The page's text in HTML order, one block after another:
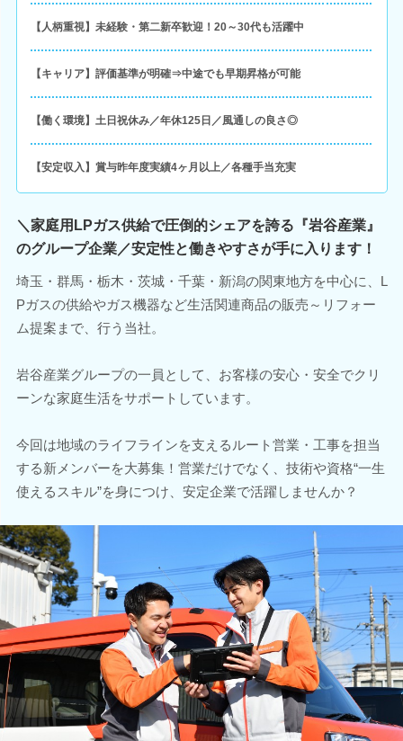
【人柄重視】未経験・第二新卒歓迎！20～30代も活躍中
【キャリア】評価基準が明確⇒中途でも早期昇格が可能
【働く環境】土日祝休み／年休125日／風通しの良さ◎
【安定収入】賞与昨年度実績4ヶ月以上／各種手当充実
＼家庭用LPガス供給で圧倒的シェアを誇る『岩谷産業』
のグループ企業／安定性と働きやすさが手に入ります！
埼玉・群馬・栃木・茨城・千葉・新潟の関東地方を中心に、L
Pガスの供給やガス機器など生活関連商品の販売～リフォー
ム提案まで、行う当社。
岩谷産業グループの一員として、お客様の安心・安全でクリ
ーンな家庭生活をサポートしています。
今回は地域のライフラインを支えるルート営業・工事を担当
する新メンバーを大募集！営業だけでなく、技術や資格“一生
使えるスキル”を身につけ、安定企業で活躍しませんか？